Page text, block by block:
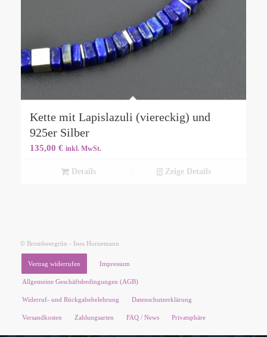
Kette mit Lapislazuli (viereckig) und
925er Silber
135,00 € inkl. MwSt.
Details Zeige Details
© Brombeergrün - Ines Hornemann
Vertrag widerrufen Impressum
Allgemeine Geschäftsbedingungen (AGB)
Widerruf- und Rückgabebelehrung Datenschutzerklärung
Versandkosten Zahlungsarten FAQ / News Privatsphäre